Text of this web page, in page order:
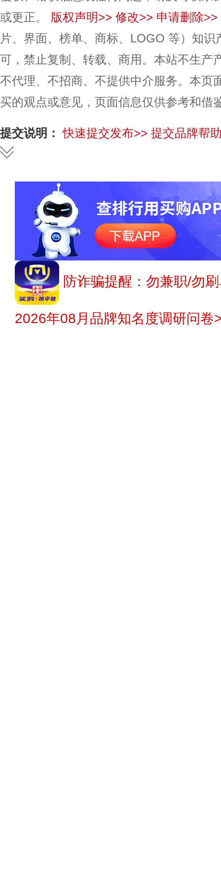
或更正。
版权声明>> 修改>> 申请删除>>
片、界面、榜单、商标、LOGO 等）知
可，禁止复制、转载、商用。本站不生产
不代理、不招商、不提供中介服务。本页
买的观点或意见，页面信息仅供参考和借
提交说明： 快速提交发布>> 提交品牌帮
防诈骗提醒：勿兼职/勿
2026年08月品牌知名度调研问卷